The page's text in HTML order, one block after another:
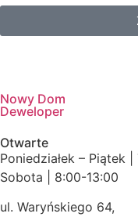
Nowy Dom
Deweloper
Otwarte
Poniedziałek – Piątek
Sobota | 8:00-13:00
ul. Waryńskiego 64,